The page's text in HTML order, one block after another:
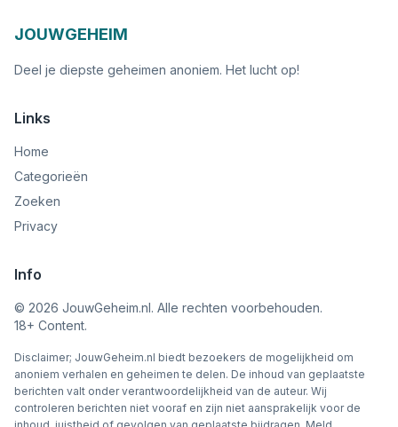
JOUWGEHEIM
Deel je diepste geheimen anoniem. Het lucht op!
Links
Home
Categorieën
Zoeken
Privacy
Info
© 2026 JouwGeheim.nl. Alle rechten voorbehouden.
18+ Content.
Disclaimer; JouwGeheim.nl biedt bezoekers de mogelijkheid om
anoniem verhalen en geheimen te delen. De inhoud van geplaatste
berichten valt onder verantwoordelijkheid van de auteur. Wij
controleren berichten niet vooraf en zijn niet aansprakelijk voor de